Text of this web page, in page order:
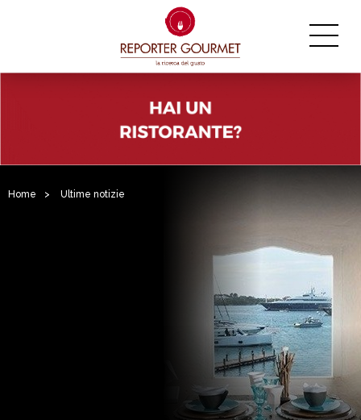
Home > Ultime notizie